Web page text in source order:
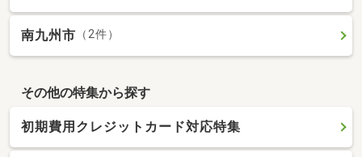
南九州市 （2件）
その他の特集から探す
初期費用クレジットカード対応特集